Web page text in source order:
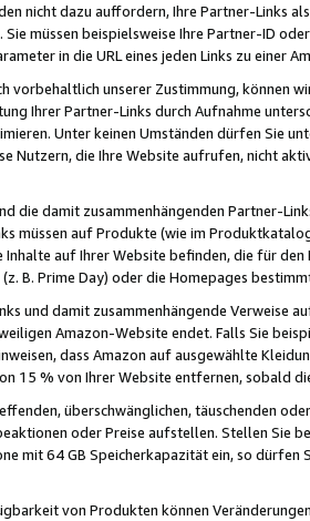
nicht dazu auffordern, Ihre Partner-Links
müssen beispielsweise Ihre Partner-ID
in die URL eines jeden Links zu einer
vorbehaltlich unserer Zustimmung, können
Ihrer Partner-Links durch Aufnahme
Unter keinen Umständen dürfen Sie
Nutzern, die Ihre Website aufrufen, nicht
die damit zusammenhängenden Partner-
müssen auf Produkte (wie im
Inhalte auf Ihrer Website befinden, die für
(z. B. Prime Day) oder die Homepages
und damit zusammenhängende
Amazon-Website endet. Falls Sie
dass Amazon auf ausgewählte
15 % von Ihrer Website entfernen, sobald
überschwänglichen, täuschenden
oder Preise aufstellen. Stellen Sie
mit 64 GB Speicherkapazität ein, so dürfen
von Produkten können